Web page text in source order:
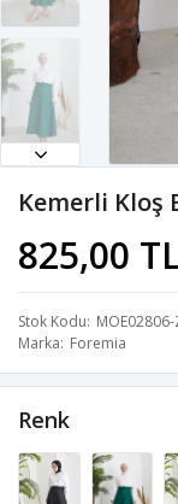
Kemerli Kloş
825,00
Stok Kodu MOE02806-
Marka Foremia
Renk